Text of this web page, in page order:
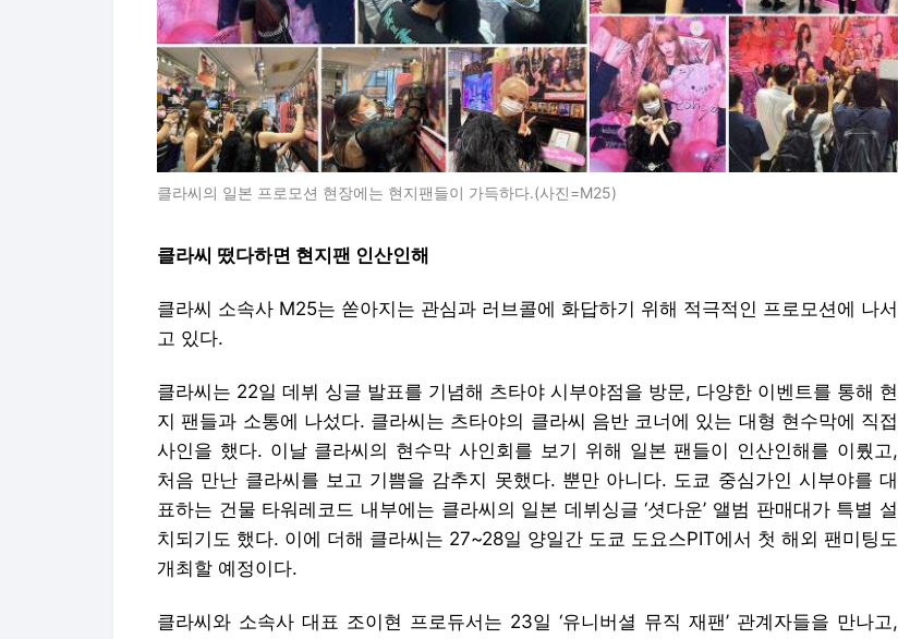
클라씨의 일본 프로모션 현장에는 현지팬들이 가득하다.(사진=M25)
클라씨 떴다하면 현지팬 인산인해
클라씨 소속사 M25는 쏟아지는 관심과 러브콜에 화답하기 위해 적극적인 프로모션에 나서
고 있다.
클라씨는 22일 데뷔 싱글 발표를 기념해 츠타야 시부야점을 방문, 다양한 이벤트를 통해 현
지 팬들과 소통에 나섰다. 클라씨는 츠타야의 클라씨 음반 코너에 있는 대형 현수막에 직접
사인을 했다. 이날 클라씨의 현수막 사인회를 보기 위해 일본 팬들이 인산인해를 이뤘고,
처음 만난 클라씨를 보고 기쁨을 감추지 못했다. 뿐만 아니다. 도쿄 중심가인 시부야를 대
표하는 건물 타워레코드 내부에는 클라씨의 일본 데뷔싱글 ‘셧다운’ 앨범 판매대가 특별 설
치되기도 했다. 이에 더해 클라씨는 27~28일 양일간 도쿄 도요스PIT에서 첫 해외 팬미팅도
개최할 예정이다.
클라씨와 소속사 대표 조이현 프로듀서는 23일 ‘유니버셜 뮤직 재팬’ 관계자들을 만나고,